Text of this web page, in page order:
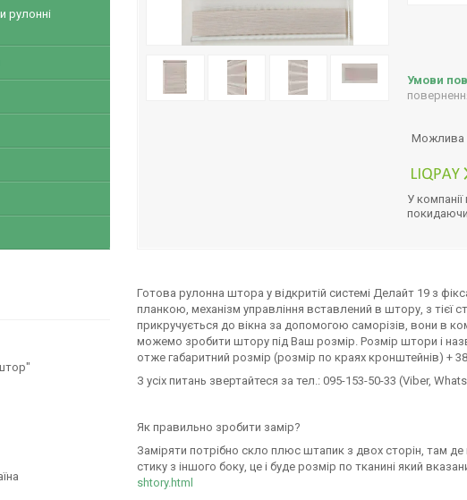
У
покидаючи
Готова рулонна штора у відкритій системі Делайт 19 з
планкою, механізм управління вставлений в штору, з
прикручується до вікна за допомогою саморізів, вони в
можемо зробити штору під Ваш розмір. Розмір штори і
отже габаритний розмір (розмір по краях кронштейнів) +
З усіх питань звертайтеся за тел.: 095-153-50-33 (Viber,
Як правильно зробити замір?
Заміряти потрібно скло плюс штапик з двох сторін, там
стику з іншого боку, це і буде розмір по тканині який
shtory.html
рулонні